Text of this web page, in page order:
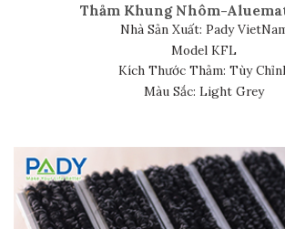
Thảm Khung Nhôm-
Nhà Sản Xuất: Pady
Model KFL
Kích Thước Thảm: Tùy
Màu Sắc: Light Grey